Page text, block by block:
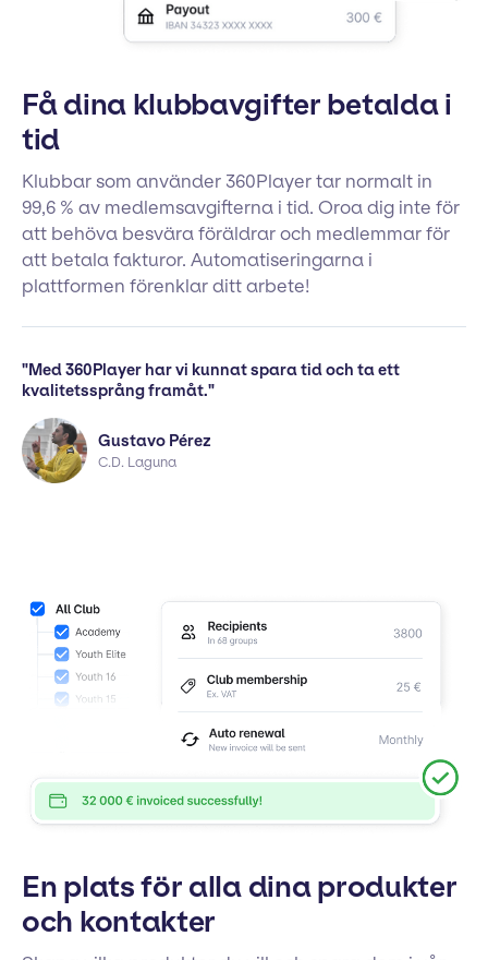
Få dina klubbavgifter betalda i
tid
Klubbar som använder 360Player tar normalt in
99,6 % av medlemsavgifterna i tid. Oroa dig inte för
att behöva besvära föräldrar och medlemmar för
att betala fakturor. Automatiseringarna i
plattformen förenklar ditt arbete!
"Med 360Player har vi kunnat spara tid och ta ett
kvalitetssprång framåt."
Gustavo Pérez
C.D. Laguna
En plats för alla dina produkter
och kontakter